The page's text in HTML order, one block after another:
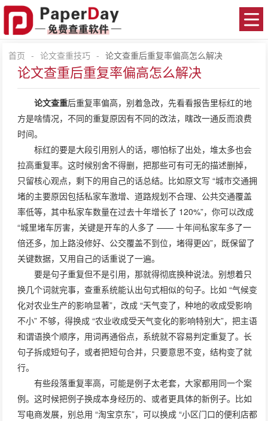
首页 - 论文查重技巧 - 论文查重后重复率偏高怎么解决
论文查重后重复率偏高怎么解决
论文查重后重复率偏高，别着急改，先看看报告里标红的地
方是啥情况，不同的重复原因有不同的改法，瞎改一通反而浪费
时间。
标红的要是大段引用别人的话，哪怕标了出处，堆太多也会
拉高重复率。这时候别舍不得删，把那些可有可无的描述删掉，
只留核心观点，剩下的用自己的话总结。比如原文写 “城市交通拥
堵的主要原因包括私家车激增、道路规划不合理、公共交通覆盖
率低等，其中私家车数量在过去十年增长了 120%”，你可以改成
“城里堵车厉害，关键是开车的人多了 —— 十年间私家车多了一
倍还多，加上路没修好、公交覆盖不到位，堵得更凶”，既保留了
关键数据，又用自己的话重说了一遍。
要是句子重复但不是引用，那就得彻底换种说法。别想着只
换几个词就完事，查重系统能认出句式相似的句子。比如 “气候变
化对农业生产的影响显著”，改成 “天气变了，种地的收成受影响
不小” 不够，得换成 “农业收成受天气变化的影响特别大”，把主语
和谓语换个顺序，用词再通俗点，系统就不容易判定重复了。长
句子拆成短句子，或者把短句合并，只要意思不变，结构变了就
行。
有些段落重复率高，可能是例子太老套，大家都用同一个案
例。这时候把例子换成本身经历的、或者更具体的新例子。比如
写电商发展，别总用 “淘宝京东”，可以换成 “小区门口的便利店都